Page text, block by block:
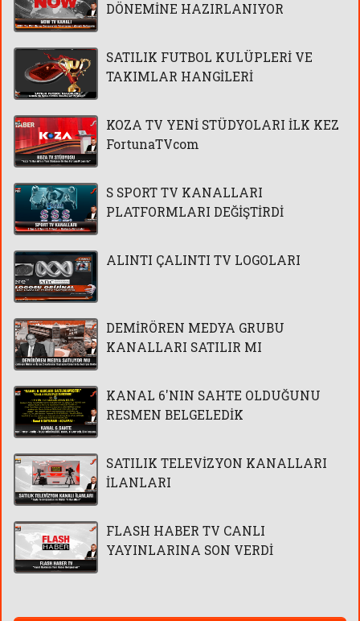
DÖNEMİNE HAZIRLANIYOR
SATILIK FUTBOL KULÜPLERİ VE
TAKIMLAR HANGİLERİ
KOZA TV YENİ STÜDYOLARI İLK KEZ
FortunaTVcom
S SPORT TV KANALLARI
PLATFORMLARI DEĞİŞTİRDİ
ALINTI ÇALINTI TV LOGOLARI
DEMİRÖREN MEDYA GRUBU
KANALLARI SATILIR MI
KANAL 6'NIN SAHTE OLDUĞUNU
RESMEN BELGELEDİK
SATILIK TELEVİZYON KANALLARI
İLANLARI
FLASH HABER TV CANLI
YAYINLARINA SON VERDİ